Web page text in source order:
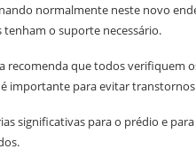
normalmente neste novo
o suporte necessário.
recomenda que todos verifiquem
importante para evitar
significativas para o prédio e